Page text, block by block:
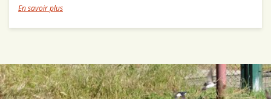
En savoir plus